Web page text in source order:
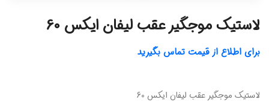
لاستیک موجگیر عقب لیفان ایکس 60
برای اطلاع از قیمت تماس بگیرید
لاستیک موجگیر عقب لیفان ایکس 60